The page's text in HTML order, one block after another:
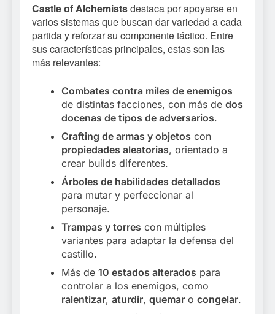
Castle of Alchemistsdestaca por apoyarse en
varios sistemas que buscan dar variedad a cada
partida y reforzar su componente táctico. Entre
sus características principales, estas son las
más relevantes:
Combates contra miles de enemigos
de distintas facciones, con más de dos
docenas de tipos de adversarios.
Crafting de armas y objetos con
propiedades aleatorias, orientado a
crear builds diferentes.
Árboles de habilidades detallados
para mutar y perfeccionar al
personaje.
Trampas y torres con múltiples
variantes para adaptar la defensa del
castillo.
Más de 10 estados alterados para
controlar a los enemigos, como
ralentizar, aturdir, quemar o congelar.